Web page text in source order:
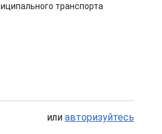
транспорта
или авторизуйтесь